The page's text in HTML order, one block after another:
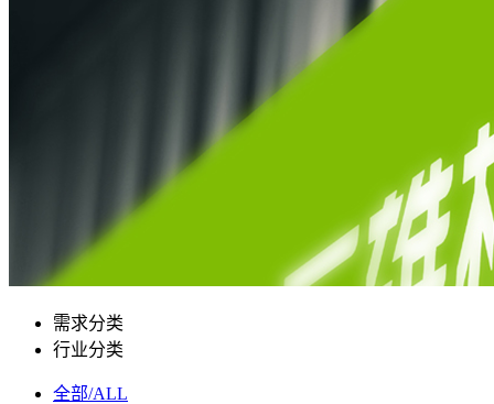
需求分类
行业分类
全部/ALL